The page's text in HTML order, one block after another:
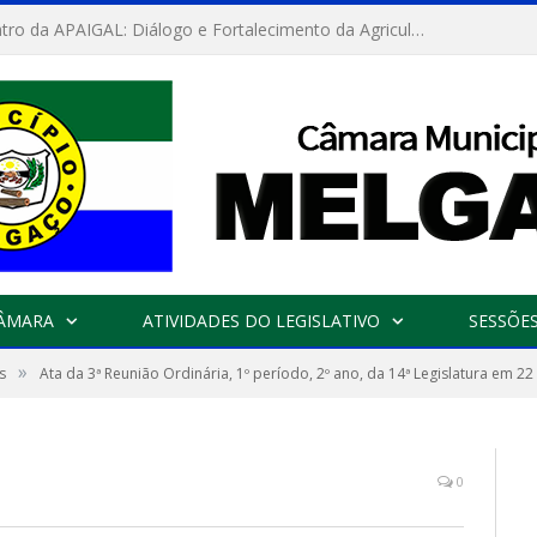
ATIVIDADES DO LEGISLATIVO SESSÕES
» Ata da 3ª Reunião Ordinária, 1º período, 2º ano, da 14ª Legislatura em
0